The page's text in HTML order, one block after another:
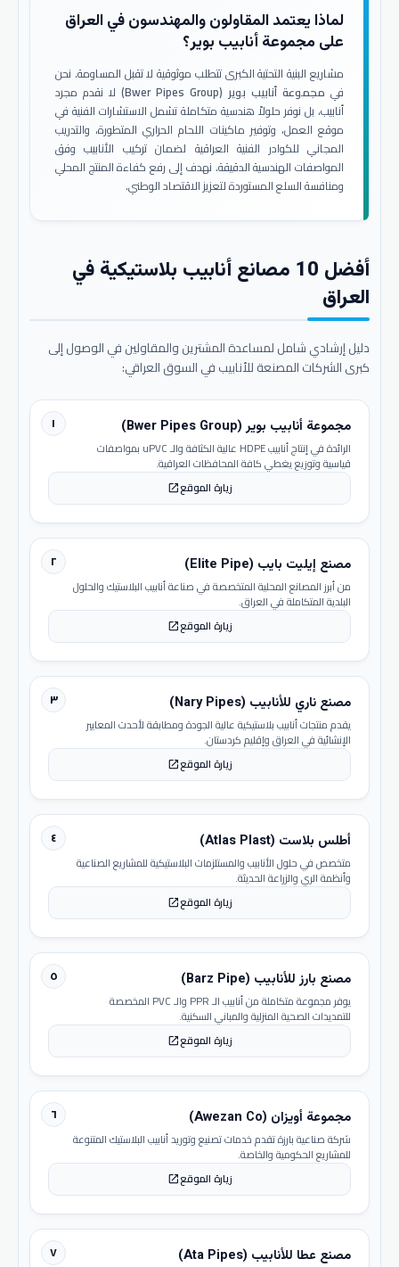
لماذا يعتمد المقاولون والمهندسون في العراق
على مجموعة أنابيب بوير؟
مشاريع البنية التحتية الكبرى تتطلب موثوقية لا تقبل المساومة. نحن
في مجموعة أنابيب بوير (Bwer Pipes Group)
لا نقدم مجرد
أنابيب، بل نوفر حلولاً هندسية متكاملة تشمل الاستشارات الفنية في
موقع العمل، وتوفير ماكينات اللحام الحراري المتطورة، والتدريب
المجاني للكوادر الفنية العراقية لضمان تركيب الأنابيب وفق
المواصفات الهندسية الدقيقة. نهدف إلى رفع كفاءة المنتج المحلي
ومنافسة السلع المستوردة لتعزيز الاقتصاد الوطني.
أفضل 10 مصانع أنابيب بلاستيكية في
العراق
دليل إرشادي شامل لمساعدة المشترين والمقاولين في الوصول إلى
كبرى الشركات المصنعة للأنابيب في السوق العراقي:
١ مجموعة أنابيب بوير (Bwer Pipes Group)
الرائدة في إنتاج أنابيب HDPE عالية الكثافة والـ uPVC بمواصفات
قياسية وتوزيع يغطي كافة المحافظات العراقية.
زيارة الموقعopen_in_new
٢ مصنع إيليت بايب (Elite Pipe)
من أبرز المصانع المحلية المتخصصة في صناعة أنابيب البلاستيك والحلول
البلدية المتكاملة في العراق.
زيارة الموقعopen_in_new
٣ مصنع ناري للأنابيب (Nary Pipes)
يقدم منتجات أنابيب بلاستيكية عالية الجودة ومطابقة لأحدث المعايير
الإنشائية في العراق وإقليم كردستان.
زيارة الموقعopen_in_new
٤ أطلس بلاست (Atlas Plast)
متخصص في حلول الأنابيب والمستلزمات البلاستيكية للمشاريع الصناعية
وأنظمة الري والزراعة الحديثة.
زيارة الموقعopen_in_new
٥ مصنع بارز للأنابيب (Barz Pipe)
يوفر مجموعة متكاملة من أنابيب الـ PPR والـ PVC المخصصة
للتمديدات الصحية المنزلية والمباني السكنية.
زيارة الموقعopen_in_new
٦ مجموعة أويزان (Awezan Co)
شركة صناعية بارزة تقدم خدمات تصنيع وتوريد أنابيب البلاستيك المتنوعة
للمشاريع الحكومية والخاصة.
زيارة الموقعopen_in_new
٧ مصنع عطا للأنابيب (Ata Pipes)